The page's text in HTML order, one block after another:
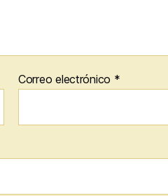
Correo electrónico *